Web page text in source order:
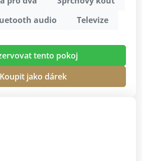
audio Televize
tento pokoj
jako dárek